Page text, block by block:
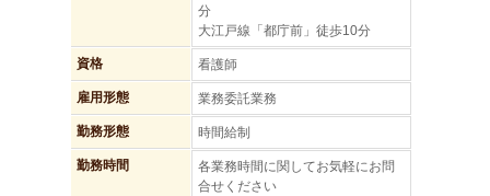
分
大江戸線「都庁前」徒歩10分
資格 看護師
雇用形態 業務委託業務
勤務形態 時間給制
勤務時間
各業務時間に関してお気軽にお問
合せください